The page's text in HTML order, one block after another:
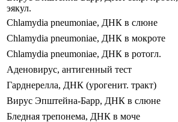
эякул.
Chlamydia pneumoniae, ДНК в слюне
Chlamydia pneumoniae, ДНК в мокроте
Chlamydia pneumoniae, ДНК в ротогл.
Аденовирус, антигенный тест
Гарднерелла, ДНК (урогенит. тракт)
Вирус Эпштейна-Барр, ДНК в слюне
Бледная трепонема, ДНК в моче